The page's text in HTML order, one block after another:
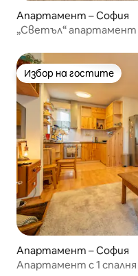
Апартамент – София
„Светъл“ апартамент
Избор на гостите
Избор на гостите
Апартамент – София
Апартамент с 1